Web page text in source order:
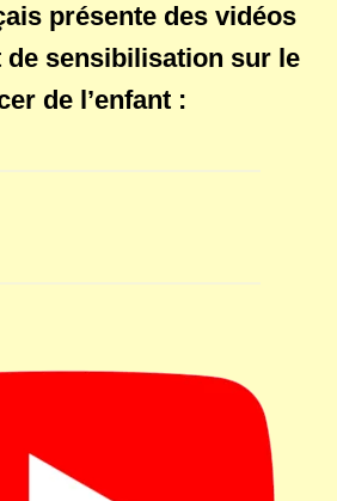
présente des vidéos
de sensibilisation sur le
de l’enfant :